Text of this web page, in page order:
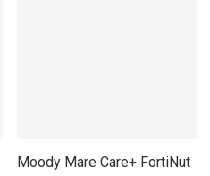
Moody Mare Care+ FortiNut